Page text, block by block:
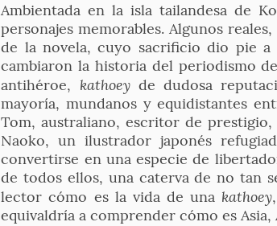
Ambientada en la isla tailandesa de
personajes memorables. Algunos
de la novela, cuyo sacrificio dio pie
cambiaron la historia del periodismo
antihéroe, kathoey de dudosa
mayoría, mundanos y equidistantes
Tom, australiano, escritor de
Naoko, un ilustrador japonés
convertirse en una especie de
de todos ellos, una caterva de no tan
lector cómo es la vida de una kathoey
equivaldría a comprender cómo es Asia,